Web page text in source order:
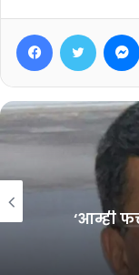
FacebookTwitter
‘आम्ही